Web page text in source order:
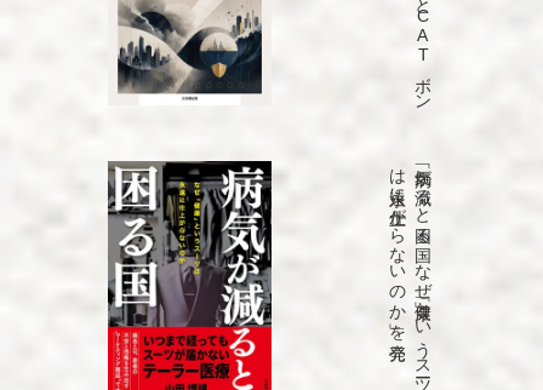
「病気が
減る
と
困る
国
な
ぜ
「健康」と
い
う
ス
ーツ
は
永遠に
仕上が
ら
な
い
の
か
」を
発売